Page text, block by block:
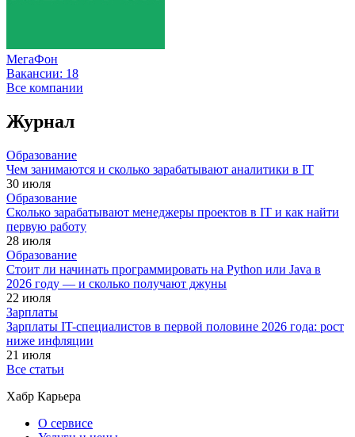
МегаФон
Вакансии: 18
Все компании
Журнал
Образование
Чем занимаются и сколько зарабатывают аналитики в IT
30 июля
Образование
Сколько зарабатывают менеджеры проектов в IT и как найти
первую работу
28 июля
Образование
Стоит ли начинать программировать на Python или Java в
2026 году — и сколько получают джуны
22 июля
Зарплаты
Зарплаты IT-специалистов в первой половине 2026 года: рост
ниже инфляции
21 июля
Все статьи
Хабр Карьера
О сервисе